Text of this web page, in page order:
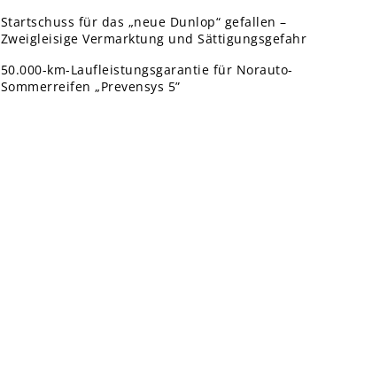
Startschuss für das „neue Dunlop“ gefallen –
Zweigleisige Vermarktung und Sättigungsgefahr
50.000-km-Laufleistungsgarantie für Norauto-
Sommerreifen „Prevensys 5”